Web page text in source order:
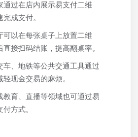
通过在店内展示易支付二维
成支付。
可以在每张桌子上放置二维
接扫码结账，提高翻桌率。
车、地铁等公共交通工具通过
现金交易的麻烦。
教育、直播等领域也可通过易
方式。